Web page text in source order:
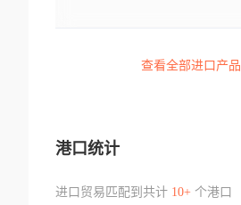
查看全部进口产品
港口统计
进口贸易匹配到共计 10+个港口